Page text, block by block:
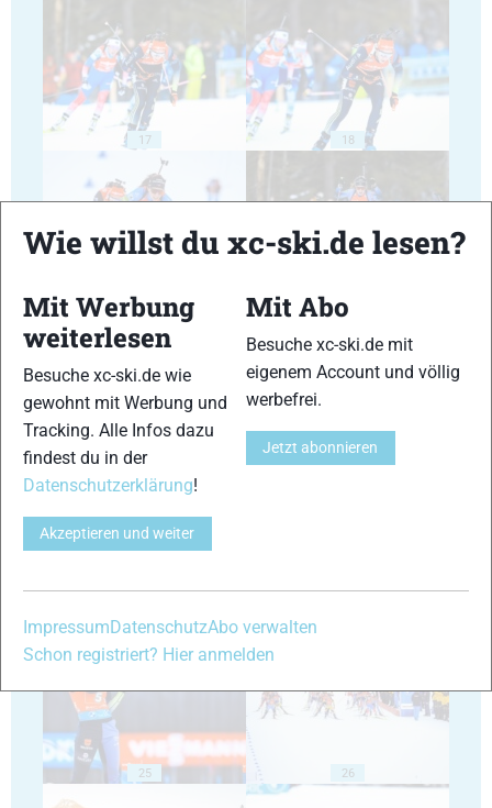
17 18
21 22
25 26
Wie willst du xc-ski.de lesen?
Mit Werbung
weiterlesen
Besuche xc-ski.de wie
gewohnt mit Werbung und
Tracking. Alle Infos dazu
findest du in der
Datenschutzerklärung!
Akzeptieren und weiter
Mit Abo
Besuche xc-ski.de mit
eigenem Account und völlig
werbefrei.
Jetzt abonnieren
ImpressumDatenschutzAbo verwalten
Schon registriert? Hier anmelden